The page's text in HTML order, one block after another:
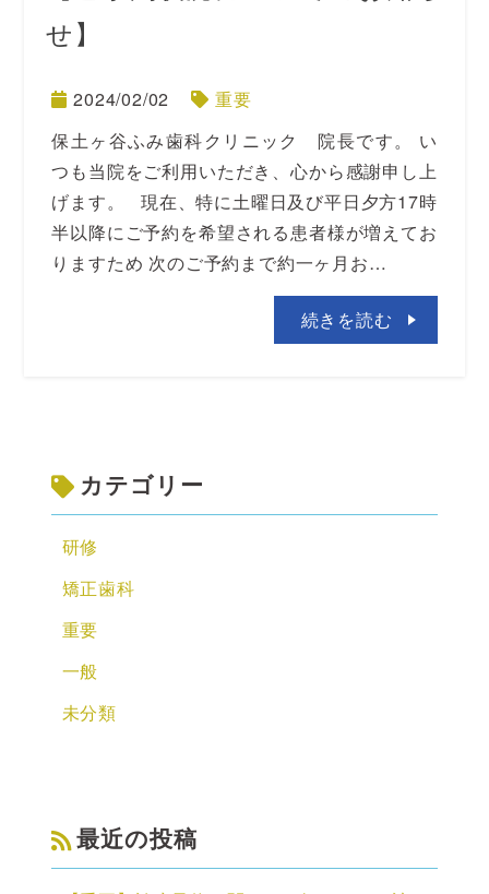
せ】
2024/02/02
重要
保土ヶ谷ふみ歯科クリニック 院長です。 い
つも当院をご利用いただき、心から感謝申し上
げます。 現在、特に土曜日及び平日夕方17時
半以降にご予約を希望される患者様が増えてお
りますため 次のご予約まで約一ヶ月お…
続きを読む
カテゴリー
研修
矯正歯科
重要
一般
未分類
最近の投稿